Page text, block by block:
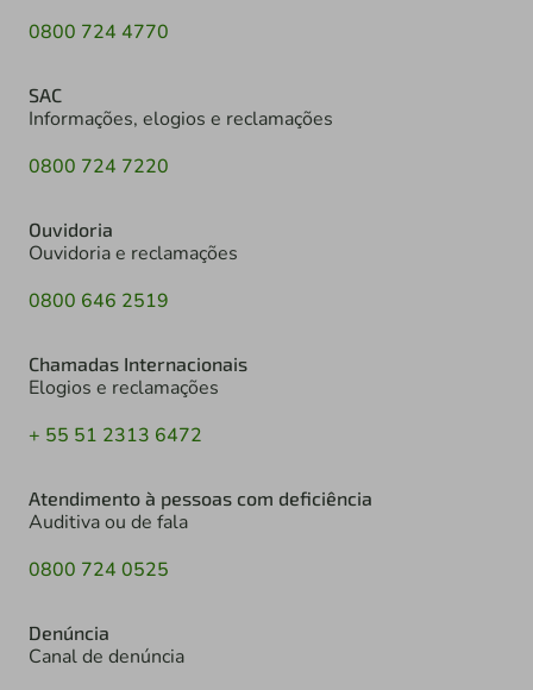
0800 724 4770
SAC
Informações, elogios e reclamações
0800 724 7220
Ouvidoria
Ouvidoria e reclamações
0800 646 2519
Chamadas Internacionais
Elogios e reclamações
+ 55 51 2313 6472
Atendimento à pessoas com deficiência
Auditiva ou de fala
0800 724 0525
Denúncia
Canal de denúncia